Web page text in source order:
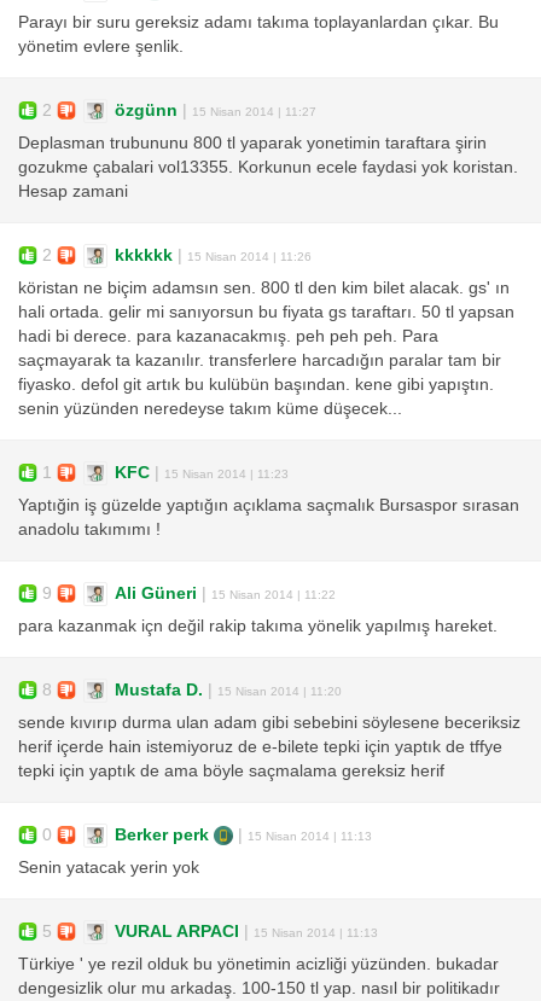
Parayı bir suru gereksiz adamı takıma toplayanlardan çıkar. Bu
yönetim evlere şenlik.
2 özgünn | 15 Nisan 2014 | 11:27
Deplasman trubununu 800 tl yaparak yonetimin taraftara şirin
gozukme çabalari vol13355. Korkunun ecele faydasi yok koristan.
Hesap zamani
2 kkkkkk | 15 Nisan 2014 | 11:26
köristan ne biçim adamsın sen. 800 tl den kim bilet alacak. gs' ın
hali ortada. gelir mi sanıyorsun bu fiyata gs taraftarı. 50 tl yapsan
hadi bi derece. para kazanacakmış. peh peh peh. Para
saçmayarak ta kazanılır. transferlere harcadığın paralar tam bir
fiyasko. defol git artık bu kulübün başından. kene gibi yapıştın.
senin yüzünden neredeyse takım küme düşecek...
1 KFC | 15 Nisan 2014 | 11:23
Yaptığin iş güzelde yaptığın açıklama saçmalık Bursaspor sırasan
anadolu takımımı !
9 Ali Güneri | 15 Nisan 2014 | 11:22
para kazanmak içn değil rakip takıma yönelik yapılmış hareket.
8 Mustafa D. | 15 Nisan 2014 | 11:20
sende kıvırıp durma ulan adam gibi sebebini söylesene beceriksiz
herif içerde hain istemiyoruz de e-bilete tepki için yaptık de tffye
tepki için yaptık de ama böyle saçmalama gereksiz herif
0 Berker perk | 15 Nisan 2014 | 11:13
Senin yatacak yerin yok
5 VURAL ARPACI | 15 Nisan 2014 | 11:13
Türkiye ' ye rezil olduk bu yönetimin acizliği yüzünden. bukadar
dengesizlik olur mu arkadaş. 100-150 tl yap. nasıl bir politikadır